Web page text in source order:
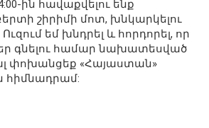
ին հավաքվելու ենք
շիրիմի մոտ, խնկարկելու
եմ խնդրել և հորդորել, որ
գնելու համար նախատեսված
փոխանցեք «Հայաստան»
հիմնադրամ: